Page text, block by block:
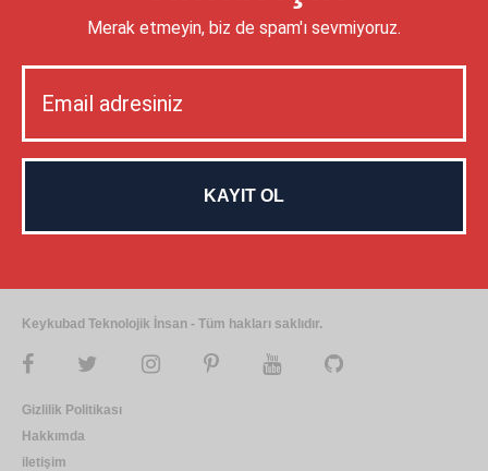
Merak etmeyin, biz de spam'ı sevmiyoruz.
Keykubad Teknolojik İnsan - Tüm hakları saklıdır.
Gizlilik Politikası
Hakkımda
iletişim